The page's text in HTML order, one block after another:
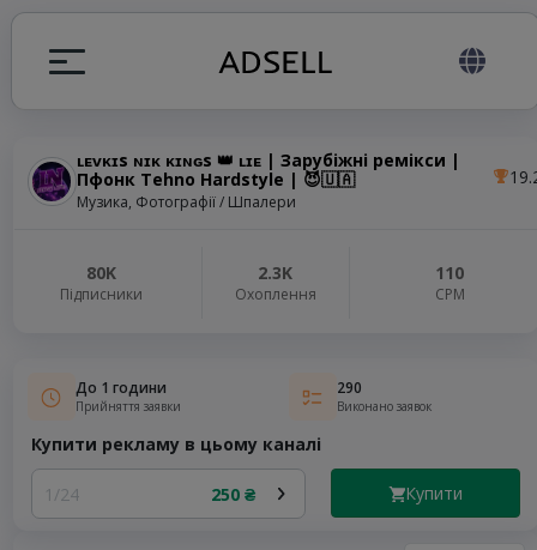
ʟᴇᴠᴋɪs ɴɪᴋ ᴋɪɴɢs 👑 ʟɪғᴇ | Зарубіжні ремікси |
Пфонк Tehno Hardstyle | 😈🇺🇦
Музика, Фотографії / Шпалери
80K
Підписники
2.3K
Охоплення
110
СРМ
До 1 години
Прийняття заявки
290
Виконано заявок
Купити рекламу в цьому каналі
1/24 250 ₴ Купити